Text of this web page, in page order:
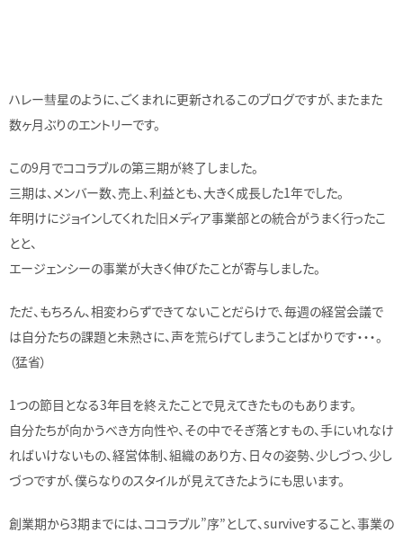
ハレー彗星のように、ごくまれに更新されるこのブログですが、またまた
数ヶ月ぶりのエントリーです。
この9月でココラブルの第三期が終了しました。
三期は、メンバー数、売上、利益とも、大きく成長した1年でした。
年明けにジョインしてくれた旧メディア事業部との統合がうまく行ったこ
とと、
エージェンシーの事業が大きく伸びたことが寄与しました。
ただ、もちろん、相変わらずできてないことだらけで、毎週の経営会議で
は自分たちの課題と未熟さに、声を荒らげてしまうことばかりです・・・。
（猛省）
1つの節目となる3年目を終えたことで見えてきたものもあります。
自分たちが向かうべき方向性や、その中でそぎ落とすもの、手にいれなけ
ればいけないもの、経営体制、組織のあり方、日々の姿勢、少しづつ、少し
づつですが、僕らなりのスタイルが見えてきたようにも思います。
創業期から3期までには、ココラブル”序”として、surviveすること、事業の